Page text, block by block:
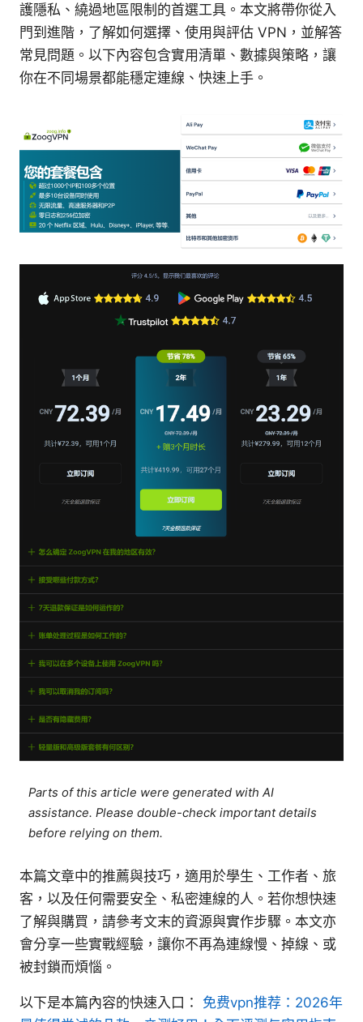
護隱私、繞過地區限制的首選工具。本文將帶你從入
門到進階，了解如何選擇、使用與評估 VPN，並解答
常見問題。以下內容包含實用清單、數據與策略，讓
你在不同場景都能穩定連線、快速上手。
Parts of this article were generated with AI
assistance. Please double-check important details
before relying on them.
本篇文章中的推薦與技巧，適用於學生、工作者、旅
客，以及任何需要安全、私密連線的人。若你想快速
了解與購買，請參考文末的資源與實作步驟。本文亦
會分享一些實戰經驗，讓你不再為連線慢、掉線、或
被封鎖而煩惱。
以下是本篇內容的快速入口： 免费vpn推荐：2026年